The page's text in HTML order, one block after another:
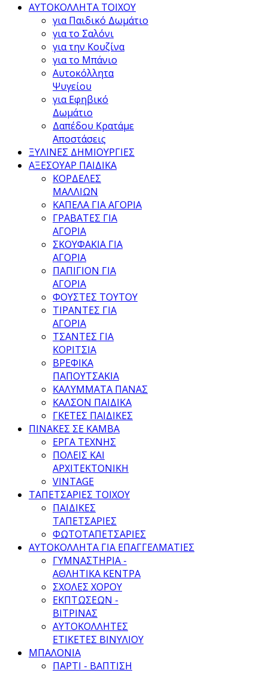
ΑΥΤΟΚΟΛΛΗΤΑ ΤΟΙΧΟΥ
για Παιδικό Δωμάτιο
για το Σαλόνι
για την Κουζίνα
για το Μπάνιο
Αυτοκόλλητα
Ψυγείου
για Εφηβικό
Δωμάτιο
Δαπέδου Κρατάμε
Αποστάσεις
ΞΥΛΙΝΕΣ ΔΗΜΙΟΥΡΓΙΕΣ
ΑΞΕΣΟΥΑΡ ΠΑΙΔΙΚΑ
ΚΟΡΔΕΛΕΣ
ΜΑΛΛΙΩΝ
ΚΑΠΕΛΑ ΓΙΑ ΑΓΟΡΙΑ
ΓΡΑΒΑΤΕΣ ΓΙΑ
ΑΓΟΡΙΑ
ΣΚΟΥΦΑΚΙΑ ΓΙΑ
ΑΓΟΡΙΑ
ΠΑΠΙΓΙΟΝ ΓΙΑ
ΑΓΟΡΙΑ
ΦΟΥΣΤΕΣ ΤΟΥΤΟΥ
ΤΙΡΑΝΤΕΣ ΓΙΑ
ΑΓΟΡΙΑ
ΤΣΑΝΤΕΣ ΓΙΑ
ΚΟΡΙΤΣΙΑ
ΒΡΕΦΙΚΑ
ΠΑΠΟΥΤΣΑΚΙΑ
ΚΑΛΥΜΜΑΤΑ ΠΑΝΑΣ
ΚΑΛΣΟΝ ΠΑΙΔΙΚΑ
ΓΚΕΤΕΣ ΠΑΙΔΙΚΕΣ
ΠΙΝΑΚΕΣ ΣΕ ΚΑΜΒΑ
ΕΡΓΑ ΤΕΧΝΗΣ
ΠΟΛΕΙΣ ΚΑΙ
ΑΡΧΙΤΕΚΤΟΝΙΚΗ
VINTAGE
ΤΑΠΕΤΣΑΡΙΕΣ ΤΟΙΧΟΥ
ΠΑΙΔΙΚΕΣ
ΤΑΠΕΤΣΑΡΙΕΣ
ΦΩΤΟΤΑΠΕΤΣΑΡΙΕΣ
ΑΥΤΟΚΟΛΛΗΤΑ ΓΙΑ ΕΠΑΓΓΕΛΜΑΤΙΕΣ
ΓΥΜΝΑΣΤΗΡΙΑ -
ΑΘΛΗΤΙΚΑ ΚΕΝΤΡΑ
ΣΧΟΛΕΣ ΧΟΡΟΥ
ΕΚΠΤΩΣΕΩΝ -
ΒΙΤΡΙΝΑΣ
ΑΥΤΟΚΟΛΛΗΤΕΣ
ΕΤΙΚΕΤΕΣ ΒΙΝΥΛΙΟΥ
ΜΠΑΛΟΝΙΑ
ΠΑΡΤΙ - ΒΑΠΤΙΣΗ